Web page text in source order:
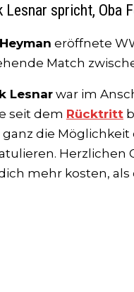
Lesnar spricht, Oba
eröffnete
Match
Lesnarwar im
seit dem Rücktritt
die
Herzlichen
mehr kosten,